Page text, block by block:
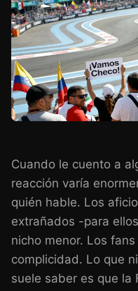
Cuando le cuento a
reacción varía
quién hable. Los
extrañados -para
nicho menor. Los
complicidad. Lo que
suele saber es que la